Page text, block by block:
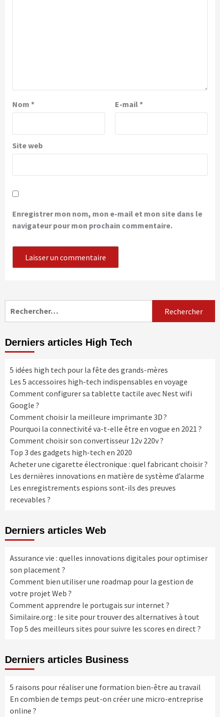
Nom * E-mail*
Site web
Enregistrer mon nom, mon e-mail et mon site dans le
navigateur pour mon prochain commentaire.
Derniers articles High Tech
5 idées high tech pour la fête des grands-mères
Les 5 accessoires high-tech indispensables en voyage
Comment configurer sa tablette tactile avec Nest wifi
Google ?
Comment choisir la meilleure imprimante 3D ?
Pourquoi la connectivité va-t-elle être en vogue en 2021 ?
Comment choisir son convertisseur 12v 220v ?
Top 3 des gadgets high-tech en 2020
Acheter une cigarette électronique : quel fabricant choisir ?
Les dernières innovations en matière de système d’alarme
Les enregistrements espions sont-ils des preuves
recevables ?
Derniers articles Web
Assurance vie : quelles innovations digitales pour optimiser
son placement ?
Comment bien utiliser une roadmap pour la gestion de
votre projet Web ?
Comment apprendre le portugais sur internet ?
Similaire.org : le site pour trouver des alternatives à tout
Top 5 des meilleurs sites pour suivre les scores en direct ?
Derniers articles Business
5 raisons pour réaliser une formation bien-être au travail
En combien de temps peut-on créer une micro-entreprise
online ?